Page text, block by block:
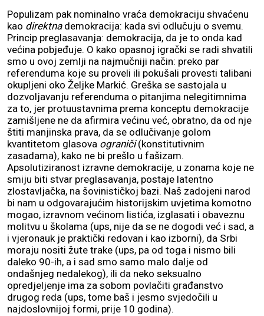
Populizam pak nominalno vraća demokraciju shvaćenu
kao direktnademokracija: kada svi odlučuju o svemu.
Princip preglasavanja: demokracija, da je to onda kad
većina pobjeđuje. O kako opasnoj igrački se radi shvatili
smo u ovoj zemlji na najmučniji način: preko par
referenduma koje su proveli ili pokušali provesti talibani
okupljeni oko Željke Markić. Greška se sastojala u
dozvoljavanju referenduma o pitanjima nelegitimnima
za to, jer protuustavnima prema konceptu demokracije
zamišljene ne da afirmira većinu već, obratno, da od nje
štiti manjinska prava, da se odlučivanje golom
kvantitetom glasova ograniči(konstitutivnim
zasadama), kako ne bi prešlo u fašizam.
Apsolutiziranost izravne demokracije, u zonama koje ne
smiju biti stvar preglasavanja, postaje latentno
zlostavljačka, na šovinističkoj bazi. Naš zadojeni narod
bi nam u odgovarajućim historijskim uvjetima komotno
mogao, izravnom većinom listića, izglasati i obaveznu
molitvu u školama (ups, nije da se ne dogodi već i sad, a
i vjeronauk je praktički redovan i kao izborni), da Srbi
moraju nositi žute trake (ups, pa od toga i nismo bili
daleko 90-ih, a i sad smo samo malo dalje od
ondašnjeg nedalekog), ili da neko seksualno
opredjeljenje ima za sobom povlačiti građanstvo
drugog reda (ups, tome baš i jesmo svjedočili u
najdoslovnijoj formi, prije 10 godina).